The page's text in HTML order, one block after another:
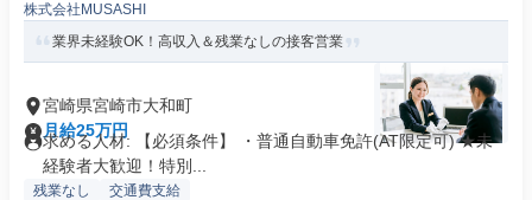
株式会社MUSASHI
業界未経験OK！高収入＆残業なしの接客営業
宮崎県宮崎市大和町
月給25万円
求める人材: 【必須条件】 ・普通自動車免許(AT限定可) ★未
経験者大歓迎！特別...
残業なし 交通費支給